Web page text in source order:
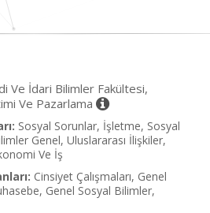
Ve İdari Bilimler Fakültesi,
Ve Pazarlama
Sosyal Sorunlar, İşletme, Sosyal
Genel, Uluslararası İlişkiler,
Ve İş
Cinsiyet Çalışmaları, Genel
Genel Sosyal Bilimler,